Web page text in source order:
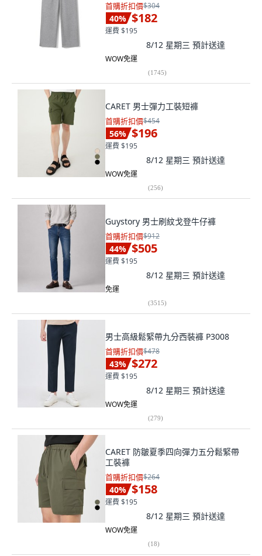
首購折扣價$304
40% $182
運費 $195
8/12 星期三 預計送達
WOW免運
(1745)
CARET 男士彈力工裝短褲
首購折扣價$454
56% $196
運費 $195
8/12 星期三 預計送達
WOW免運
(256)
Guystory 男士刷紋戈登牛仔褲
首購折扣價$912
44% $505
運費 $195
8/12 星期三 預計送達
免運
(3515)
男士高級鬆緊帶九分西裝褲 P3008
首購折扣價$478
43% $272
運費 $195
8/12 星期三 預計送達
WOW免運
(279)
CARET 防皺夏季四向彈力五分鬆緊帶
工裝褲
首購折扣價$264
40% $158
運費 $195
8/12 星期三 預計送達
WOW免運
(18)